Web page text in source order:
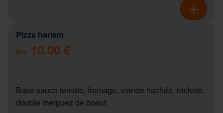
Pizza harlem
Dès 10.00 €
Base sauce tomate, fromage, viande hachée, raclette,
double merguez de boeuf